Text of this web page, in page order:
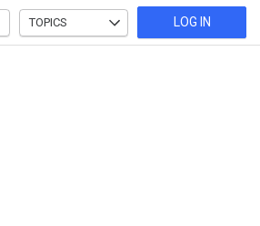
TOPICS LOG IN